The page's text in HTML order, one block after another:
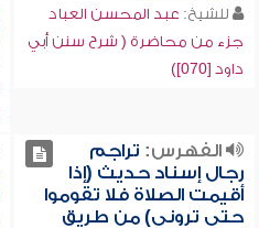
للشيخ: عبد المحسن العباد
جزء من محاضرة ( شرح سنن أبي
داود [070])
الفهرس: تراجم
رجال إسناد حديث (إذا
أقيمت الصلاة فلا تقوموا
حتى تروني) من طريق